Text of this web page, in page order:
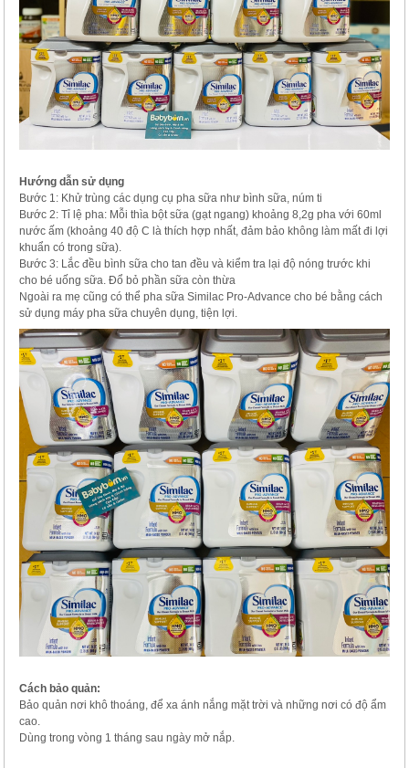
Hướng dẫn sử dụng
Bước 1: Khử trùng các dụng cụ pha sữa như bình sữa, núm ti
Bước 2: Tỉ lệ pha: Mỗi thìa bột sữa (gạt ngang) khoảng 8,2g pha với 60ml
nước ấm (khoảng 40 độ C là thích hợp nhất, đảm bảo không làm mất đi lợi
khuẩn có trong sữa).
Bước 3: Lắc đều bình sữa cho tan đều và kiểm tra lại độ nóng trước khi
cho bé uống sữa. Đổ bỏ phần sữa còn thừa
Ngoài ra mẹ cũng có thể pha sữa Similac Pro-Advance cho bé bằng cách
sử dụng máy pha sữa chuyên dụng, tiện lợi.
Cách bảo quản:
Bảo quản nơi khô thoáng, để xa ánh nắng mặt trời và những nơi có độ ẩm
cao.
Dùng trong vòng 1 tháng sau ngày mở nắp.